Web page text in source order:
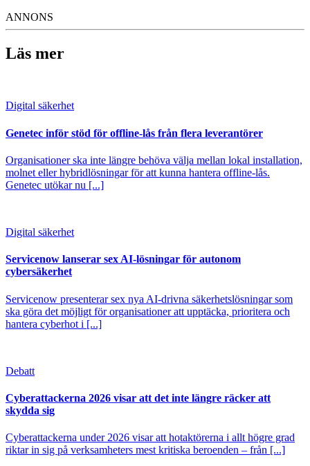
ANNONS
Läs mer
Digital säkerhet
Genetec inför stöd för offline-lås från flera leverantörer
Organisationer ska inte längre behöva välja mellan lokal installation,
molnet eller hybridlösningar för att kunna hantera offline-lås.
Genetec utökar nu [...]
Digital säkerhet
Servicenow lanserar sex AI-lösningar för autonom
cybersäkerhet
Servicenow presenterar sex nya AI-drivna säkerhetslösningar som
ska göra det möjligt för organisationer att upptäcka, prioritera och
hantera cyberhot i [...]
Debatt
Cyberattackerna 2026 visar att det inte längre räcker att
skydda sig
Cyberattackerna under 2026 visar att hotaktörerna i allt högre grad
riktar in sig på verksamheters mest kritiska beroenden – från [...]